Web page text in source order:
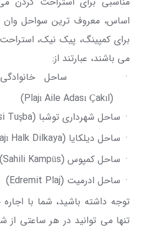
اساس، معروف ترین سواحل وان
برای کمپینگ، پیک نیک،
می باشند، عبارتند از:
·
ساحل
(
Çakıl
Adası
Aile
Plajı
)
· ساحل شهرداری توشبا (Tuşba
· ساحل دیلکایا (Dilkaya
Halk
· ساحل کمپوس (Kampüs
Sahili
)
· ساحل ادرمیت (Plaj
Edremit
)
توجه داشته باشید، شما با
تنها می توانید در هر ساعتی از